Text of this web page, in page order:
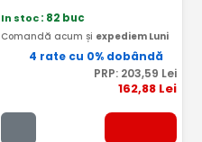
In stoc: 82 buc
Comandă acum și expediem Luni
4 rate cu 0% dobândă
PRP: 203,59 Lei
162,88 Lei